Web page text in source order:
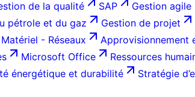
de la qualité SAP Gestion agile
pétrole et du gaz Gestion de projet
Matériel - Réseaux Approvisionnement
Microsoft Office Ressources
énergétique et durabilité Stratégie